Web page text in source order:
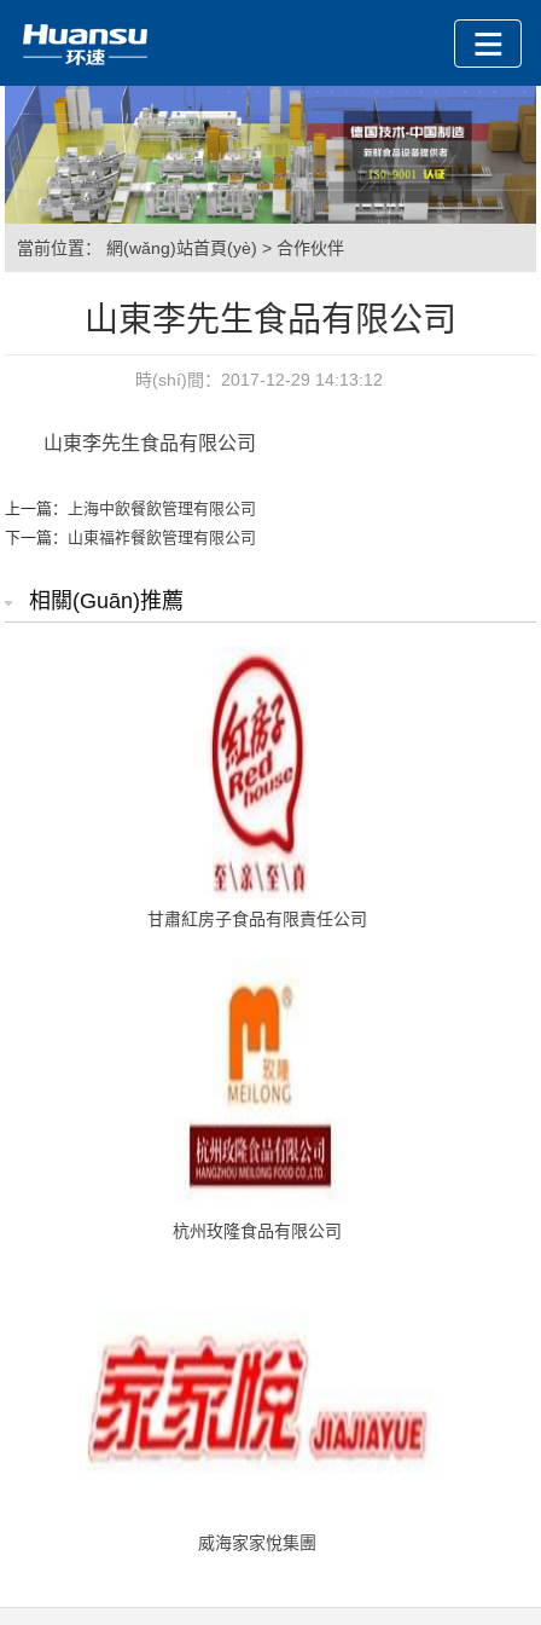
當前位置：網(wǎng)站首頁(yè) >合作伙伴
山東李先生食品有限公司
時(shí)間：2017-12-29 14:13:12
山東李先生食品有限公司
上一篇：
上海中飲餐飲管理有限公司
下一篇： 山東福祚餐飲管理有限公司
相關(guān)推薦
甘肅紅房子食品有限責任公司
杭州玫隆食品有限公司
威海家家悅集團